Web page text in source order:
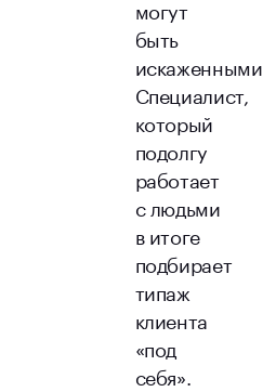
могут
быть
искаженными.
Специалист,
который
подолгу
работает
с людьми
в итоге
подбирает
типаж
клиента
«под
себя».